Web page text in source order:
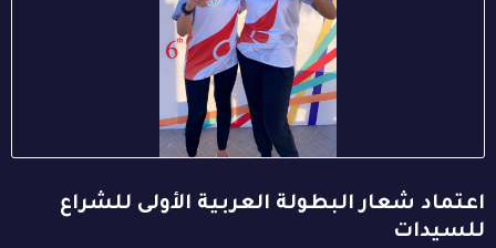
اعتماد شعار البطولة العربية الأولى للشراع
للسيدات